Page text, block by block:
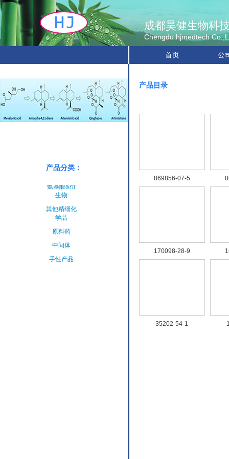
成都昊健生物科
Chengdu hjmedtech
首页 公
产品分类：
手性产品
氨基酸&衍
生物
其他精细化
学品
原料药
中间体
手性产品
产品目录
869856-07-5
170098-28-9
35202-54-1